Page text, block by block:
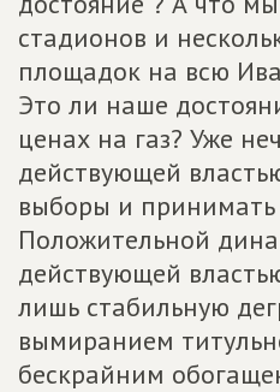
стадионов и
площадок на всю
Это ли наше
ценах на газ? Уже
действующей
выборы и
Положительной
действующей
лишь стабильную
вымиранием
бескрайним